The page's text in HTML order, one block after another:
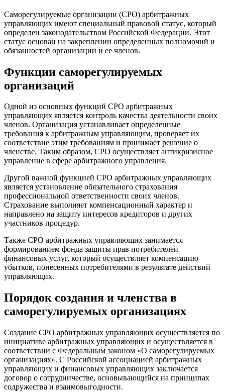
Саморегулируемые организации (СРО) арбитражных
управляющих имеют специальный правовой статус, который
определен законодательством Российской Федерации. Этот
статус основан на закреплении определенных полномочий и
обязанностей организации и ее членов.
Функции саморегулируемых
организаций
Одной из основных функций СРО арбитражных
управляющих является контроль качества деятельности своих
членов. Организация устанавливает определенные
требования к арбитражным управляющим, проверяет их
соответствие этим требованиям и принимает решение о
членстве. Таким образом, СРО осуществляет антикризисное
управление в сфере арбитражного управления.
Другой важной функцией СРО арбитражных управляющих
является установление обязательного страхования
профессиональной ответственности своих членов.
Страхование выполняет компенсационный характер и
направлено на защиту интересов кредиторов и других
участников процедур.
Также СРО арбитражных управляющих занимается
формированием фонда защиты прав потребителей
финансовых услуг, который осуществляет компенсацию
убытков, понесенных потребителями в результате действий
управляющих.
Порядок создания и членства в
саморегулируемых организациях
Создание СРО арбитражных управляющих осуществляется по
инициативе арбитражных управляющих и осуществляется в
соответствии с Федеральным законом «О саморегулируемых
организациях». С Российской ассоциацией арбитражных
управляющих и финансовых управляющих заключается
договор о сотрудничестве, основывающийся на принципах
содружества и взаимовыгодности.